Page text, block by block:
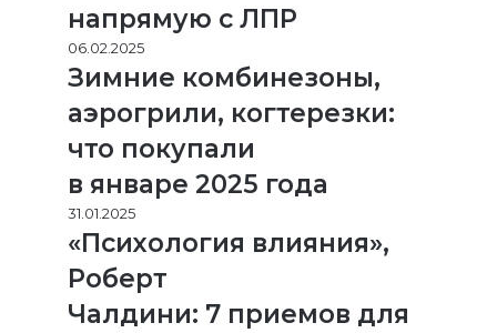
напрямую с ЛПР
06.02.2025
Зимние комбинезоны,
аэрогрили, когтерезки:
что покупали
в январе 2025 года
31.01.2025
«Психология влияния»,
Роберт
Чалдини: 7 приемов для